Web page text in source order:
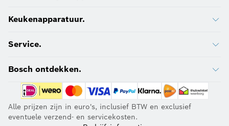
Keukenapparatuur.
Service.
Bosch ontdekken.
Alle prijzen zijn in euro's, inclusief BTW en exclusief
eventuele verzend- en servicekosten.